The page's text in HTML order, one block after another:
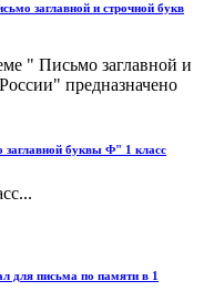
заглавной и строчной букв
" Письмо заглавной и
предназначено
заглавной буквы Ф" 1 класс
для письма по памяти в 1